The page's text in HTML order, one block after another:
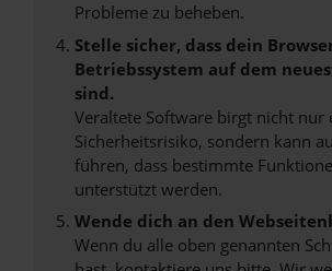
Probleme zu beheben.
Stelle sicher, dass dein
Betriebssystem auf dem
sind.
Veraltete Software birgt nicht nur
Sicherheitsrisiko, sondern kann
führen, dass bestimmte
unterstützt werden.
Wende dich an den
Wenn du alle oben genannten